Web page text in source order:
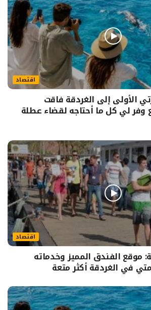
اقتصاد
الأولى إلى الغردقة فاقت
وفر لي كل ما أحتاجه لقضاء عطلة
اقتصاد
موقع الفندق المميز وخدماته
في الغردقة أكثر متعة